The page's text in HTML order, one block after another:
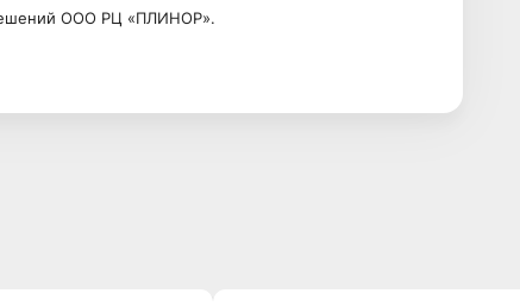
ООО РЦ «ПЛИНОР».